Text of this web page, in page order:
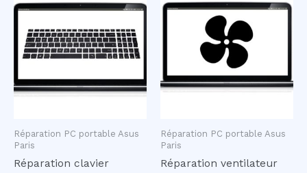
Réparation PC portable Asus
Paris
Réparation clavier
Réparation PC portable Asus
Paris
Réparation ventilateur